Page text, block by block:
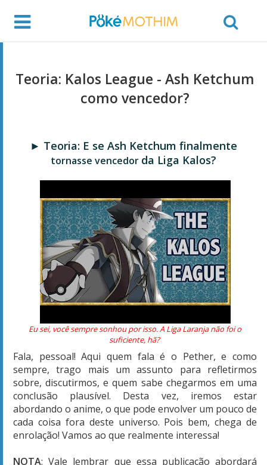
Teoria: Kalos League - Ash Ketchum
como vencedor?
► Teoria: E se Ash Ketchum finalmente
tornasse vencedor da Liga Kalos?
Eu sei, você sempre sonhou por isso. A Liga Laranja não foi o
suficiente, hã?
Fala, pessoal! Aqui quem fala é o Pether, e como
sempre, trago mais um assunto para refletirmos
sobre, discutirmos, e quem sabe chegarmos em uma
conclusão plausível. Desta vez, iremos estar
abordando o anime, o que pode envolver um pouco de
cada coisa fora deste universo. Pois bem, chega de
enrolação! Vamos ao que realmente interessa!
NOTA: Vale lembrar que essa publicação abordará